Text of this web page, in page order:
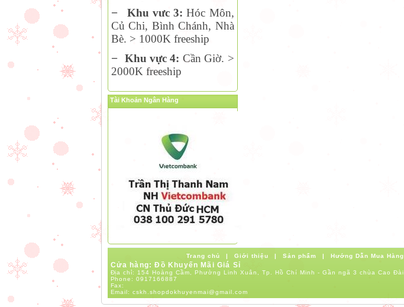
−
Khu vưc 3:Hóc Môn,
Củ Chi, Bình Chánh, Nhà
Bè. > 1000K freeship
− Khu vực 4: Cần Giờ. >
2000K freeship
Tài Khoản Ngân Hàng
Trang chủ | Giới thiệu | Sản phẩm | Hướng Dẫn Mua Hàng
Cửa hàng: Đồ Khuyến Mãi Giá Sỉ
Địa chỉ: 154 Hoàng Cầm, Phường Linh Xuân, Tp. Hồ Chí Minh - Gần ngã 3 chùa Cao Đài
Phone:0917166887
Fax:
Email:cskh.shopdokhuyenmai@gmail.com